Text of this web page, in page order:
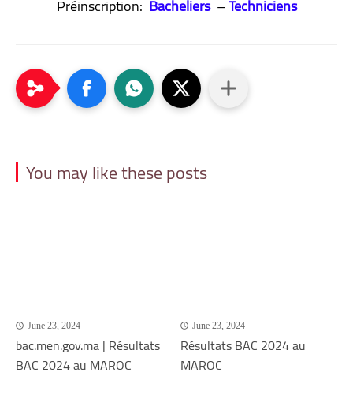
Préinscription: Bacheliers–Techniciens
You may like these posts
June 23, 2024
bac.men.gov.ma | Résultats
BAC 2024 au MAROC
June 23, 2024
Résultats BAC 2024 au
MAROC